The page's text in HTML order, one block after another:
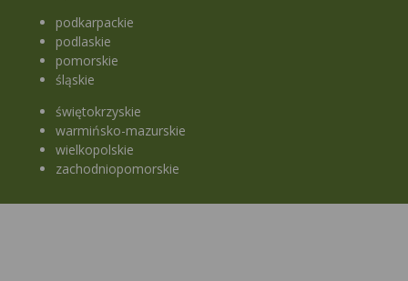
podkarpackie
podlaskie
pomorskie
śląskie
świętokrzyskie
warmińsko-mazurskie
wielkopolskie
zachodniopomorskie